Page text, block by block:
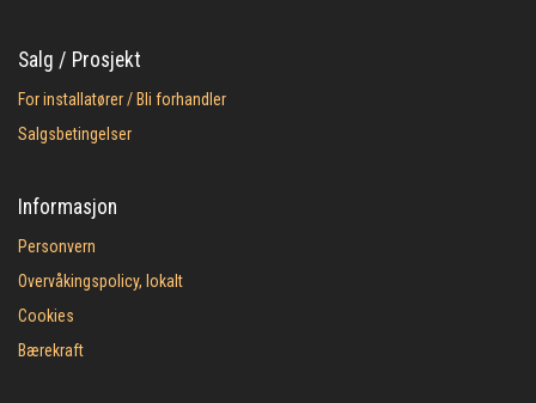
Salg / Prosjekt
For installatører / Bli forhandler
Salgsbetingelser
Informasjon
Personvern
Overvåkingspolicy, lokalt
Cookies
Bærekraft